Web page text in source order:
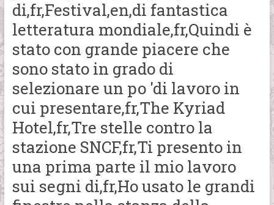
di,fr,Festival,en,di fantastica
letteratura mondiale,fr,Quindi è
stato con grande piacere che
sono stato in grado di
selezionare un po 'di lavoro in
cui presentare,fr,The Kyriad
Hotel,fr,Tre stelle contro la
stazione SNCF,fr,Ti presento in
una prima parte il mio lavoro
sui segni di,fr,Ho usato le grandi